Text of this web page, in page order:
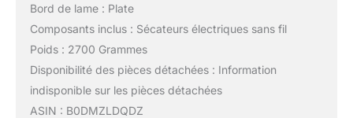
Bord de lame : Plate
Composants inclus : Sécateurs électriques sans fil
Poids : 2700 Grammes
Disponibilité des pièces détachées : Information
indisponible sur les pièces détachées
ASIN : B0DMZLDQDZ